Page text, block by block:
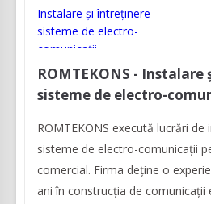
ROMTEKONS -
sisteme de electro-
ROMTEKONS execută lucrări
sisteme de electro-comunicații
comercial. Firma deține o
ani în construcția de comunicații